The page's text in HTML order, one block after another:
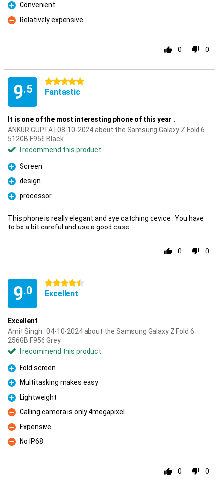
Pro
Convenient
Con
Relatively expensive
0 0
9.5
5 stars
Fantastic
It is one of the most interesting phone of this year .
ANKUR GUPTA | 08-10-2024 about the Samsung Galaxy Z Fold 6
512GB F956 Black
I recommend this product
Pro
Screen
Pro
design
Pro
processor
This phone is really elegant and eye catching device . You have
to be a bit careful and use a good case .
0 0
9.0
4.5 stars
Excellent
Excellent
Amit Singh | 04-10-2024 about the Samsung Galaxy Z Fold 6
256GB F956 Grey
I recommend this product
Pro
Fold screen
Pro
Multitasking makes easy
Pro
Lightweight
Con
Calling camera is only 4megapixel
Con
Expensive
Con
No IP68
0 0